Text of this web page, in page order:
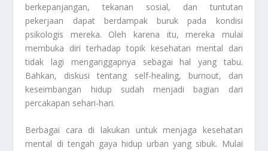
berkepanjangan, tekanan sosial, dan tuntutan
pekerjaan dapat berdampak buruk pada kondisi
psikologis mereka. Oleh karena itu, mereka mulai
membuka diri terhadap topik kesehatan mental dan
tidak lagi menganggapnya sebagai hal yang tabu.
Bahkan, diskusi tentang self-healing, burnout, dan
keseimbangan hidup sudah menjadi bagian dari
percakapan sehari-hari.
Berbagai cara di lakukan untuk menjaga kesehatan
mental di tengah gaya hidup urban yang sibuk. Mulai